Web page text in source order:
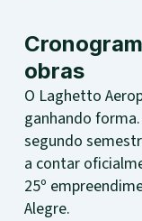
obras
O Laghetto
ganhando
segundo
a contar
25º
Alegre.